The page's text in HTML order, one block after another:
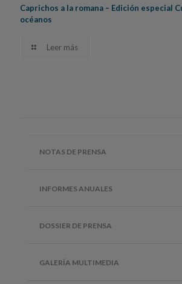
Caprichos a la romana – Edición especial
océanos
Leer más
NOTAS DE PRENSA
INFORMES ANUALES
DOSSIER DE PRENSA
GALERÍA MULTIMEDIA